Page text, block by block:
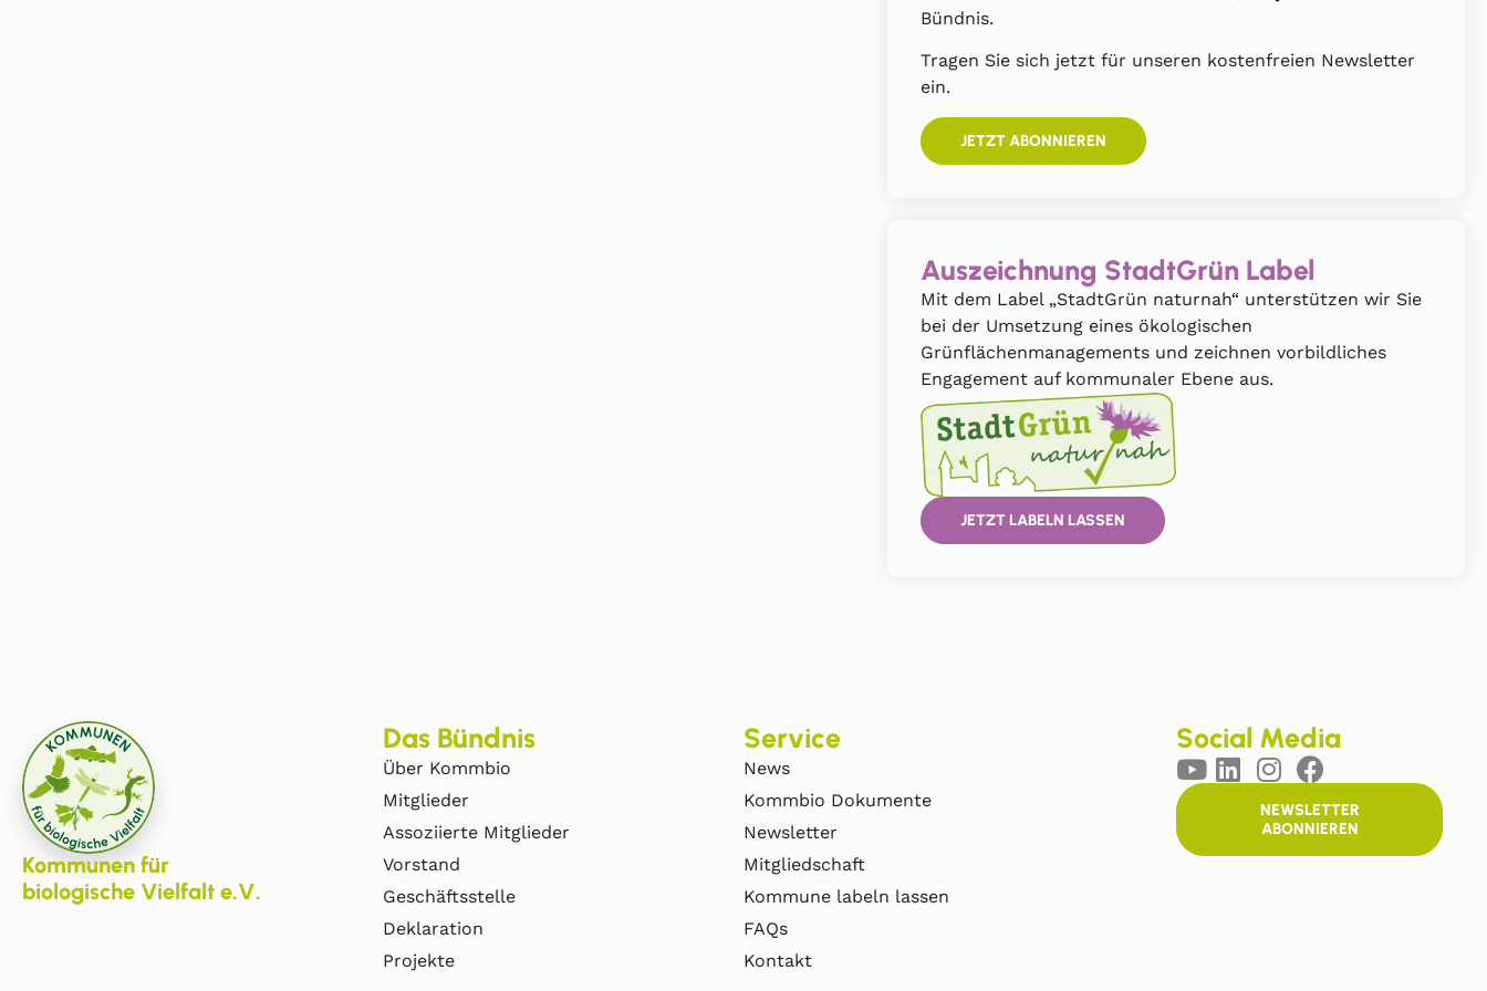
Bündnis.
Tragen Sie sich jetzt für unseren kostenfreien Newsletter
ein.
JETZT ABONNIEREN
Auszeichnung StadtGrün Label
Mit dem Label „StadtGrün naturnah“ unterstützen wir Sie
bei der Umsetzung eines ökologischen
Grünflächenmanagements und zeichnen vorbildliches
Engagement auf kommunaler Ebene aus.
JETZT LABELN LASSEN
Kommunen für
biologische Vielfalt e.V.
Das Bündnis
Über Kommbio
Mitglieder
Assoziierte Mitglieder
Vorstand
Geschäftsstelle
Deklaration
Projekte
Service
News
Kommbio Dokumente
Newsletter
Mitgliedschaft
Kommune labeln lassen
FAQs
Kontakt
Social Media
NEWSLETTER
ABONNIEREN